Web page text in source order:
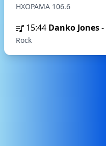
ΗΧΟΡΑΜΑ 106.6
15:44 Danko Jones-
Rock